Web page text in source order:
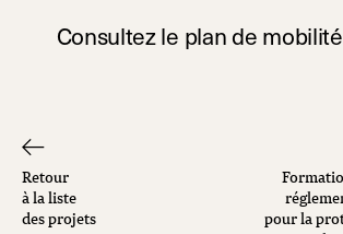
Consultez le plan de
Retour
à la liste
des projets
pour la